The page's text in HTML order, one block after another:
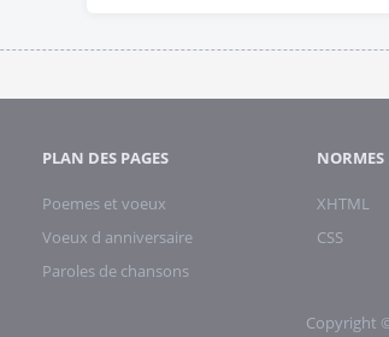
PLAN DES PAGES
Poemes et voeux
Voeux d anniversaire
Paroles de chansons
NORMES
XHTML
CSS
Copyright